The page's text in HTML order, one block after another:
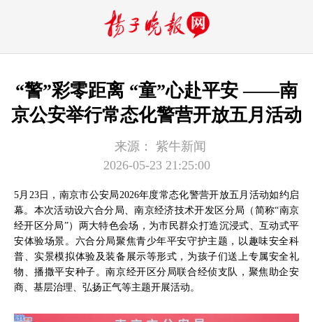
“警”彩零距离 “童”心赴平安 ——南
京公安举行常态化警营开放五月活动
来源：
紫牛新闻
2026-05-23 21:25:00
5月23日，南京市公安局2026年度常态化警营开放五月活动如约启
幕。本次活动设六合分局、南京经济技术开发区分局（简称“南京
经开区分局”）两大特色会场，为市民群众打造沉浸式、互动式平
安体验场景。六合分局聚焦青少年平安守护主题，以趣味安全科
普、实景模拟体验及装备展示等形式，为孩子们送上专属安全礼
物、播撒平安种子。南京经开区分局联合经侦支队，聚焦助企安
商、基层治理、弘扬正气等主题开展活动。